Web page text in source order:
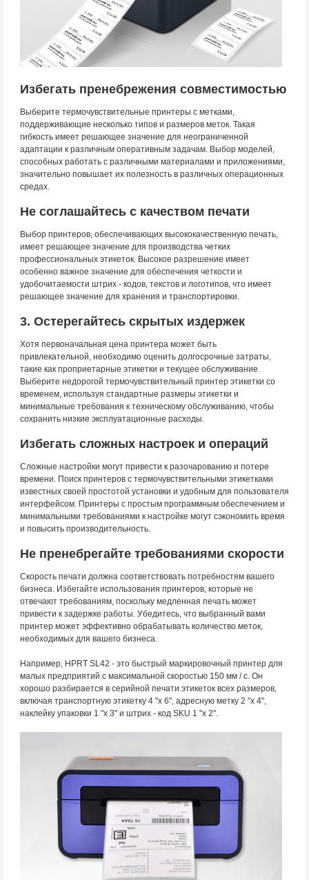
Избегать пренебрежения совместимостью
Выберите термочувствительные принтеры с метками,
поддерживающие несколько типов и размеров меток. Такая
гибкость имеет решающее значение для неограниченной
адаптации к различным оперативным задачам. Выбор моделей,
способных работать с различными материалами и приложениями,
значительно повышает их полезность в различных операционных
средах.
Не соглашайтесь с качеством печати
Выбор принтеров, обеспечивающих высококачественную печать,
имеет решающее значение для производства четких
профессиональных этикеток. Высокое разрешение имеет
особенно важное значение для обеспечения четкости и
удобочитаемости штрих - кодов, текстов и логотипов, что имеет
решающее значение для хранения и транспортировки.
3. Остерегайтесь скрытых издержек
Хотя первоначальная цена принтера может быть
привлекательной, необходимо оценить долгосрочные затраты,
такие как проприетарные этикетки и текущее обслуживание.
Выберите недорогой термочувствительный принтер этикетки со
временем, используя стандартные размеры этикетки и
минимальные требования к техническому обслуживанию, чтобы
сохранить низкие эксплуатационные расходы.
Избегать сложных настроек и операций
Сложные настройки могут привести к разочарованию и потере
времени. Поиск принтеров с термочувствительными этикетками
известных своей простотой установки и удобным для пользователя
интерфейсом. Принтеры с простым программным обеспечением и
минимальными требованиями к настройке могут сэкономить время
и повысить производительность.
Не пренебрегайте требованиями скорости
Скорость печати должна соответствовать потребностям вашего
бизнеса. Избегайте использования принтеров, которые не
отвечают требованиям, поскольку медленная печать может
привести к задержке работы. Убедитесь, что выбранный вами
принтер может эффективно обрабатывать количество меток,
необходимых для вашего бизнеса.
Например, HPRT SL42 - это быстрый маркировочный принтер для
малых предприятий с максимальной скоростью 150 мм / с. Он
хорошо разбирается в серийной печати этикеток всех размеров,
включая транспортную этикетку 4 "x 6", адресную метку 2 "x 4",
наклейку упаковки 1 "x 3" и штрих - код SKU 1 "x 2".